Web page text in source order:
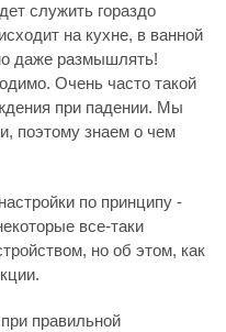
служить гораздо
на кухне, в ванной
даже размышлять!
Очень часто такой
при падении. Мы
поэтому знаем о чем
по принципу -
все-таки
но об этом, как
правильной